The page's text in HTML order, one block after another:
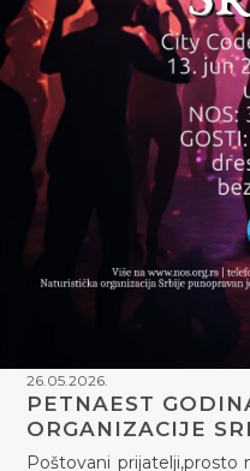
26.05.2026.
PETNAEST
ORGANIZACIJE
Poštovani